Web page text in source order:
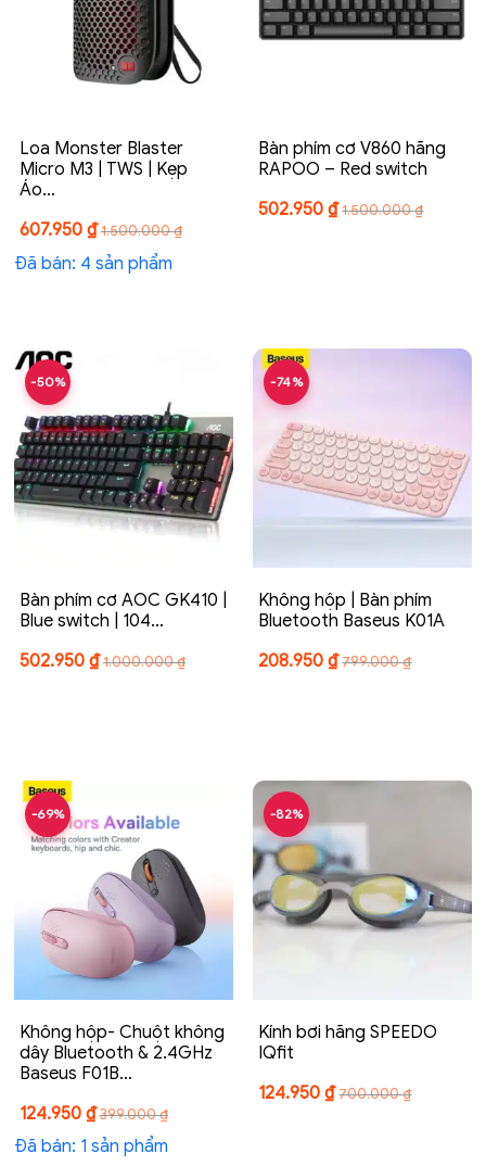
Loa Monster Blaster
Micro M3 | TWS | Kẹp
Áo…
607.950 ₫1.500.000₫
Đã bán: 4 sản phẩm
Bàn phím cơ V860 hãng
RAPOO – Red switch
502.950₫1.500.000₫
-50%
Bàn phím cơ AOC GK410 |
Blue switch | 104…
502.950 ₫1.000.000₫
-74%
Không hộp | Bàn phím
Bluetooth Baseus K01A
208.950₫799.000₫
-69%
Không hộp- Chuột không
dây Bluetooth & 2.4GHz
Baseus F01B…
124.950 ₫399.000₫
Đã bán: 1 sản phẩm
-82%
Kính bơi hãng SPEEDO
IQfit
124.950₫700.000₫